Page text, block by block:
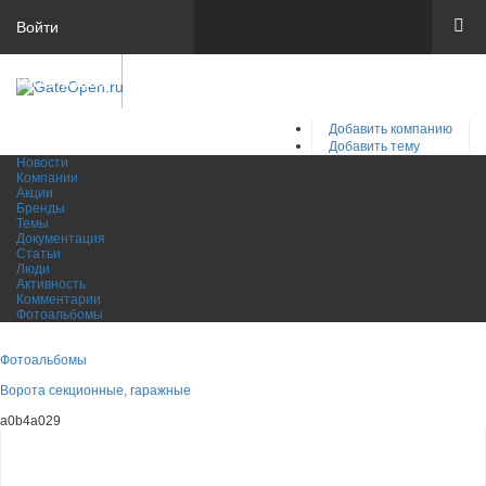
Войти
Регистрация
Добавить компанию
Добавить тему
Новости
Компании
Акции
Бренды
Темы
Документация
Статьи
Люди
Активность
Комментарии
Фотоальбомы
Фотоальбомы
Ворота секционные, гаражные
a0b4a029